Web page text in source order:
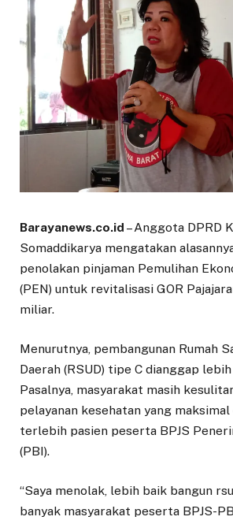
Barayanews.co.id – Anggota DPRD
Somaddikarya mengatakan
penolakan pinjaman Pemulihan
(PEN) untuk revitalisasi GOR
miliar.
Menurutnya, pembangunan Rumah
Daerah (RSUD) tipe C dianggap
Pasalnya, masyarakat masih
pelayanan kesehatan yang maksimal
terlebih pasien peserta BPJS
(PBI).
“Saya menolak, lebih baik bangun
banyak masyarakat peserta BPJS-